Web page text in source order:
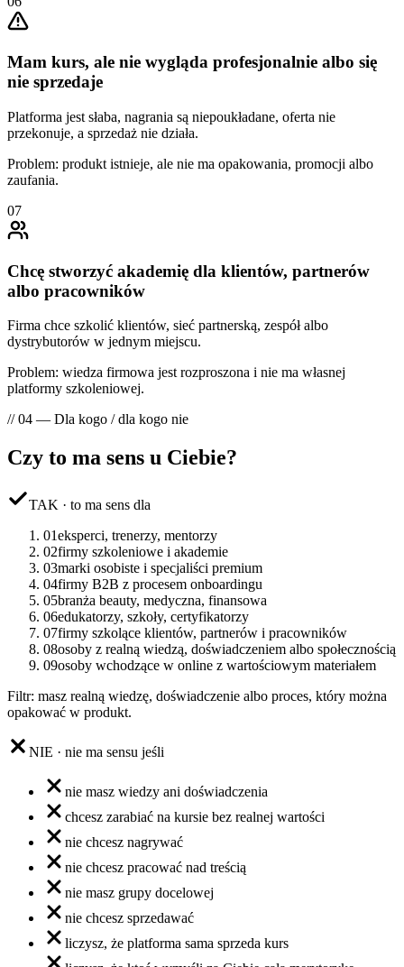
Mam kurs, ale nie wygląda profesjonalnie albo się
nie sprzedaje
Platforma jest słaba, nagrania są niepoukładane, oferta nie
przekonuje, a sprzedaż nie działa.
Problem: produkt istnieje, ale nie ma opakowania, promocji albo
zaufania.
07
Chcę stworzyć akademię dla klientów, partnerów
albo pracowników
Firma chce szkolić klientów, sieć partnerską, zespół albo
dystrybutorów w jednym miejscu.
Problem: wiedza firmowa jest rozproszona i nie ma własnej
platformy szkoleniowej.
// 04 — Dla kogo / dla kogo nie
Czy to ma sens u Ciebie?
TAK · to ma sens dla
01eksperci, trenerzy, mentorzy
02firmy szkoleniowe i akademie
03marki osobiste i specjaliści premium
04firmy B2B z procesem onboardingu
05branża beauty, medyczna, finansowa
06edukatorzy, szkoły, certyfikatorzy
07firmy szkolące klientów, partnerów i pracowników
08osoby z realną wiedzą, doświadczeniem albo społecznością
09osoby wchodzące w online z wartościowym materiałem
Filtr: masz realną wiedzę, doświadczenie albo proces, który można
opakować w produkt.
NIE · nie ma sensu jeśli
nie masz wiedzy ani doświadczenia
chcesz zarabiać na kursie bez realnej wartości
nie chcesz nagrywać
nie chcesz pracować nad treścią
nie masz grupy docelowej
nie chcesz sprzedawać
liczysz, że platforma sama sprzeda kurs